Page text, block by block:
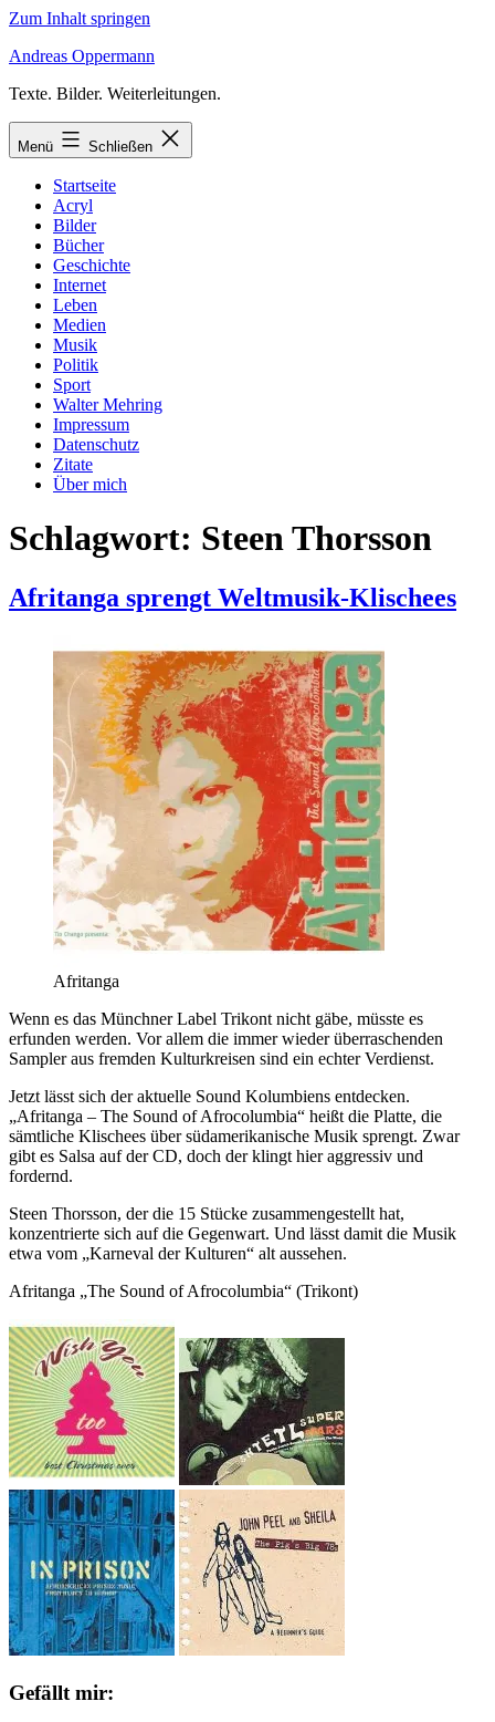
Zum Inhalt springen
Andreas Oppermann
Texte. Bilder. Weiterleitungen.
Menü Schließen
Startseite
Acryl
Bilder
Bücher
Geschichte
Internet
Leben
Medien
Musik
Politik
Sport
Walter Mehring
Impressum
Datenschutz
Zitate
Über mich
Schlagwort: Steen Thorsson
Afritanga sprengt Weltmusik-Klischees
Afritanga
Wenn es das Münchner Label Trikont nicht gäbe, müsste es
erfunden werden. Vor allem die immer wieder überraschenden
Sampler aus fremden Kulturkreisen sind ein echter Verdienst.
Jetzt lässt sich der aktuelle Sound Kolumbiens entdecken.
„Afritanga – The Sound of Afrocolumbia“ heißt die Platte, die
sämtliche Klischees über südamerikanische Musik sprengt. Zwar
gibt es Salsa auf der CD, doch der klingt hier aggressiv und
fordernd.
Steen Thorsson, der die 15 Stücke zusammengestellt hat,
konzentrierte sich auf die Gegenwart. Und lässt damit die Musik
etwa vom „Karneval der Kulturen“ alt aussehen.
Afritanga „The Sound of Afrocolumbia“ (Trikont)
Gefällt mir: